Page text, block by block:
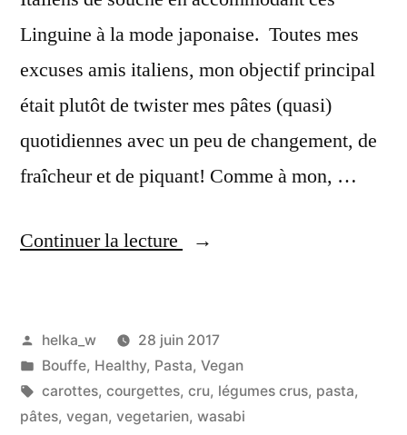
Linguine à la mode japonaise. Toutes mes
excuses amis italiens, mon objectif principal
était plutôt de twister mes pâtes (quasi)
quotidiennes avec un peu de changement, de
fraîcheur et de piquant! Comme à mon, …
Continuer la lecture
« Linguine
et
carottes
crues
Publié
par
helka_w
28 juin 2017
Publié
dans
Bouffe, Healthy, Pasta, Vegan
Étiquettes :
carottes, courgettes, cru, légumes crus, pasta,
pâtes, vegan, vegetarien, wasabi